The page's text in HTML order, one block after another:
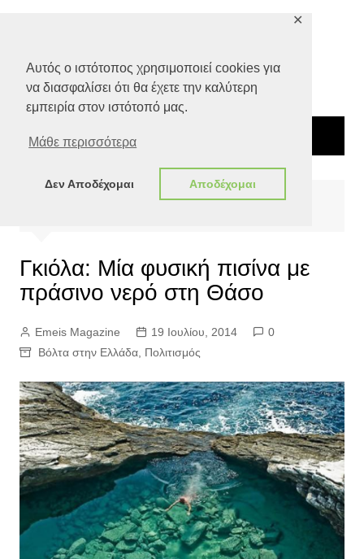
Αυτός ο ιστότοπος χρησιμοποιεί cookies για
να διασφαλίσει ότι θα έχετε την καλύτερη
εμπειρία στον ιστότοπό μας.
Μάθε περισσότερα
Δεν Αποδέχομαι Αποδέχομαι
✕
Βόλτα στην Ελλάδα
Γκιόλα: Μία φυσική πισίνα με
πράσινο νερό στη Θάσο
Emeis Magazine 19 Ιουλίου, 2014
0
Βόλτα στην Ελλάδα, Πολιτισμός